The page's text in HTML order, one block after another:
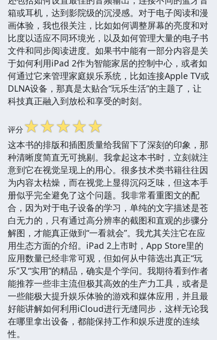
箱或耳机，达到影院级的沉浸感。对于电子阅读和漫
画体验，我也很关注，比如如何调整屏幕的亮度和对
比度以适应不同环境光，以及如何管理大量的电子书
文件和同步阅读进度。如果书中能有一部分内容是关
于如何利用iPad 2作为智能家居的控制中心，或者如
何通过它来管理家庭娱乐系统，比如连接Apple TV或
DLNA设备，那真是太贴合“玩乐生活”的主题了，让
科技真正融入到放松和享受的时刻。
评分☆☆☆☆☆
这本书的排版和插图质量给我留下了深刻的印象，那
种清晰度简直无可挑剔。我拿起这本书时，立刻就注
意到它在视觉呈现上的用心。很多技术类书籍往往因
为内容太枯燥，而在视觉上显得沉闷乏味，但这本手
册似乎完全避免了这个问题。我非常看重图文的配
合，因为对于电子设备的学习，单纯的文字描述是苍
白无力的，只有通过高分辨率的截图和直观的步骤分
解图，才能真正做到“一看就会”。我尤其关注它在应
用生态方面的介绍。iPad 2上市时，App Store里的
应用数量已经非常可观，但如何从中筛选出真正“玩
乐”又“实用”的精品，确实是个学问。我期待看到作者
能推荐一些非主流但极其高效的生产力工具，或者是
一些能极大提升娱乐体验的游戏和媒体应用，并且最
好能讲解如何利用iCloud进行无缝同步，这样无论我
在哪里拿出设备，都能保持工作和娱乐进度的连续
性。